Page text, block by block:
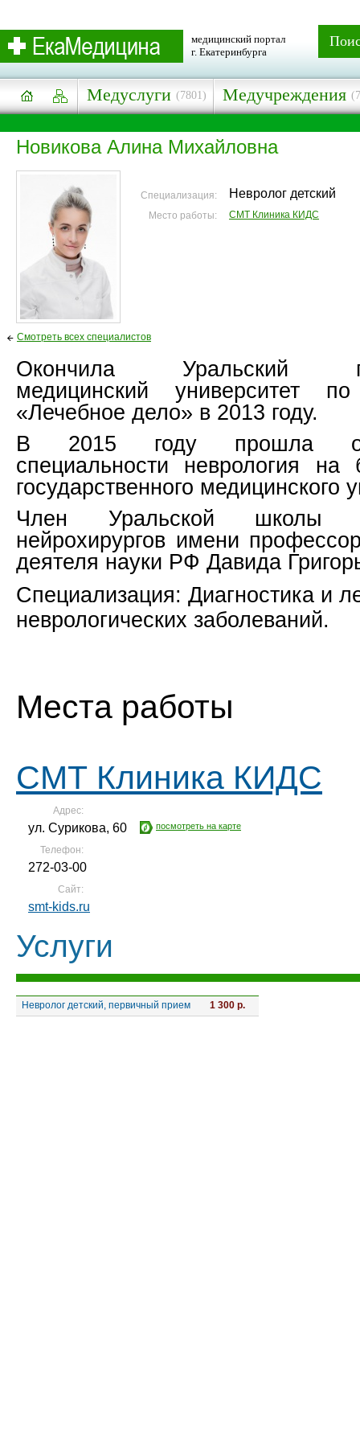
медицинский портал
г. Екатеринбурга
Медуслуги (7801) Медучреждения
Новикова Алина Михайловна
Специализация: Невролог детский
Место работы: СМТ Клиника КИДС
Смотреть всех специалистов
Окончила Уральский
медицинский университет по
«Лечебное дело» в 2013 году.
В 2015 году прошла
специальности неврология на
государственного медицинского
Член Уральской школы
нейрохирургов имени
деятеля науки РФ Давида
Специализация: Диагностика и
неврологических заболеваний.
Места работы
СМТ Клиника КИДС
Адрес:
ул. Сурикова, 60 посмотреть на карте
Телефон:
272-03-00
Сайт:
smt-kids.ru
Услуги
Невролог детский, первичный прием 1 300 р.